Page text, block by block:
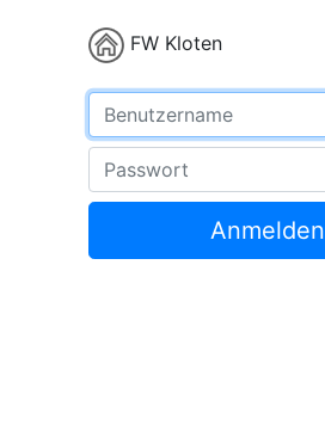
FW Kloten
Benutzername
Passwort
Anmelden